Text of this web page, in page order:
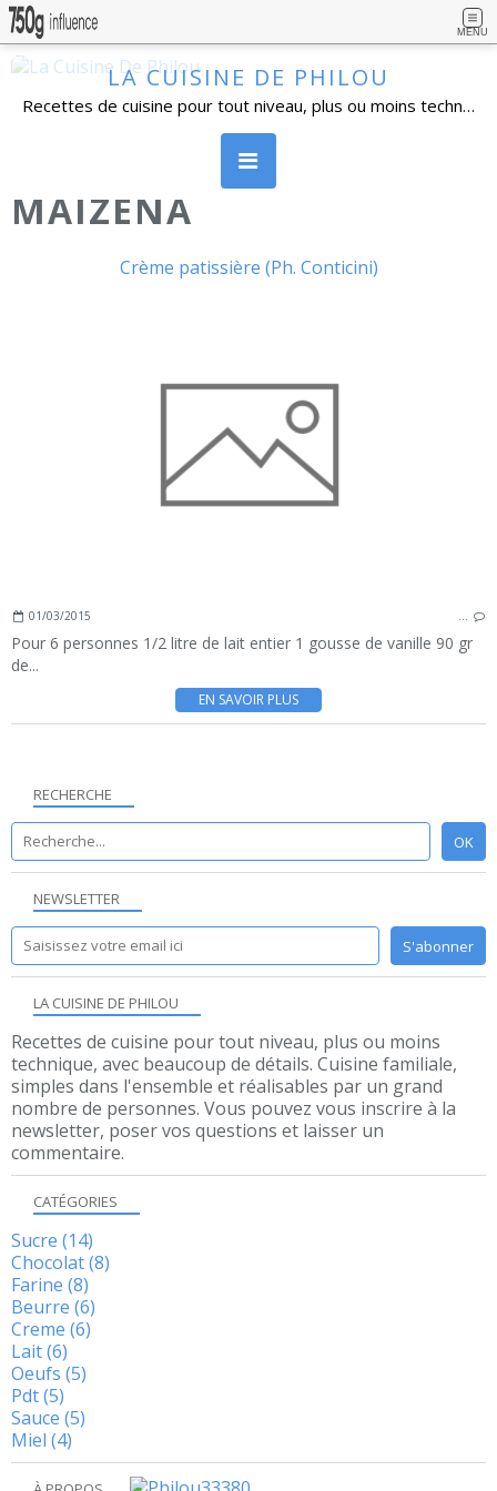
MENU
LA CUISINE DE PHILOU
Recettes de cuisine pour tout niveau, plus ou moins technique, avec beaucoup de détails. Cuisine familiale, simples dans l'ensemble et réalisables par un grand nombre de personnes. Vous pouvez vous inscrire à la newsletter, poser vos questions et laisser un commentaire.
MAIZENA
Crème patissière (Ph. Conticini)
01/03/2015
Pour 6 personnes 1/2 litre de lait entier 1 gousse de vanille 90 gr
de...
EN SAVOIR PLUS
NEWSLETTER
RECHERCHE
LA CUISINE DE PHILOU
Recettes de cuisine pour tout niveau, plus ou moins
technique, avec beaucoup de détails. Cuisine familiale,
simples dans l'ensemble et réalisables par un grand
nombre de personnes. Vous pouvez vous inscrire à la
newsletter, poser vos questions et laisser un
commentaire.
CATÉGORIES
Sucre (14)
Chocolat(8)
Farine (8)
Beurre (6)
Creme (6)
Lait(6)
Oeufs (5)
Pdt(5)
Sauce (5)
Miel (4)